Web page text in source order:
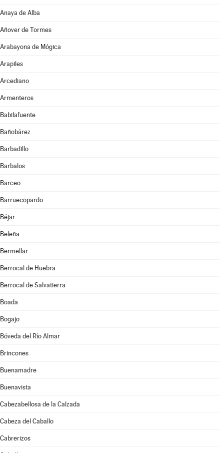
Anaya de Alba
Añover de Tormes
Arabayona de Mógica
Arapiles
Arcediano
Armenteros
Babilafuente
Bañobárez
Barbadillo
Barbalos
Barceo
Barruecopardo
Béjar
Beleña
Bermellar
Berrocal de Huebra
Berrocal de Salvatierra
Boada
Bogajo
Bóveda del Río Almar
Brincones
Buenamadre
Buenavista
Cabezabellosa de la Calzada
Cabeza del Caballo
Cabrerizos